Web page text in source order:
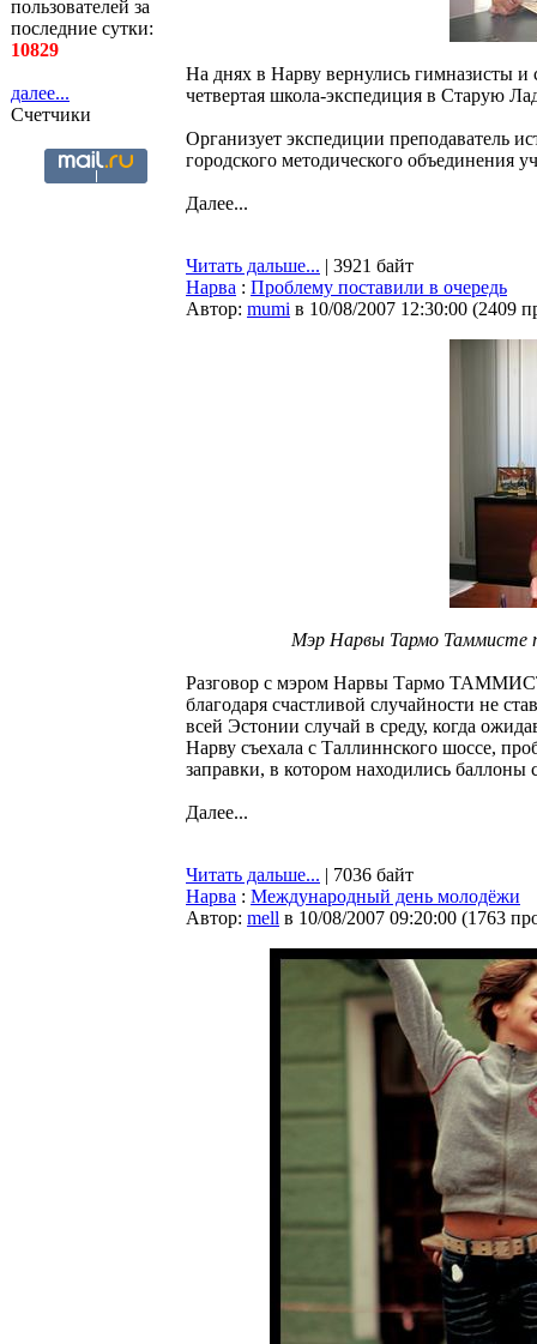
пользователей за
последние сутки:
10829
далее...
Счетчики
На днях в Нарву вернулись гимназисты
четвертая школа-экспедиция в Старую
Организует экспедиции преподаватель
городского методического объединения
Далее...
Читать дальше... | 3921 байт
Нарва : Проблему поставили в очередь
Автор: mumi в 10/08/2007 12:30:00 (2409
Мэр Нарвы Тармо Таммисте
Разговор с мэром Нарвы Тармо ТАММИСТЕ
благодаря счастливой случайности не
всей Эстонии случай в среду, когда
Нарву съехала с Таллиннского шоссе,
заправки, в котором находились баллоны
Далее...
Читать дальше... | 7036 байт
Нарва : Международный день молодёжи
Автор: mell в 10/08/2007 09:20:00 (1763